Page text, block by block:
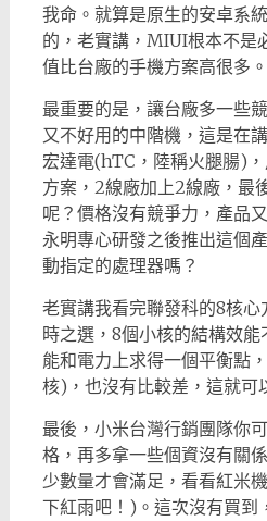
我命。就算是原生的安卓系
的，老實講，MIUI根本不是
值比台廠的手機方案高很多。
最重要的是，讓台廠多一些
又不好用的中階機，這是在
宏達電(hTC，陸稱火腿腸)
方案，2線廠加上2線廠，最
呢？價格沒有競爭力，產品
永明專心研發之後推出這個
動指定的處理器嗎？
老實講我看完聯發科的8核
時之選，8個小核的結構效
能和電力上求得一個平衡點
核)，也沒有比較差，這就可
最後，小米台灣行銷團隊你
格，再多拿一些個資沒有關
少數量才會滿足，看看紅米
下紅雨吧！)。這次沒有買到